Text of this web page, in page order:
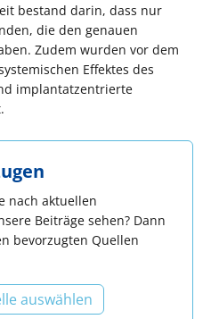
bestand darin, dass nur
die den genauen
Zudem wurden vor dem
Effektes des
implantatzentrierte
nach aktuellen
Beiträge sehen? Dann
bevorzugten Quellen
auswählen